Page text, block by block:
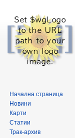
Начална страница
Новини
Карти
Статии
Трак-архив